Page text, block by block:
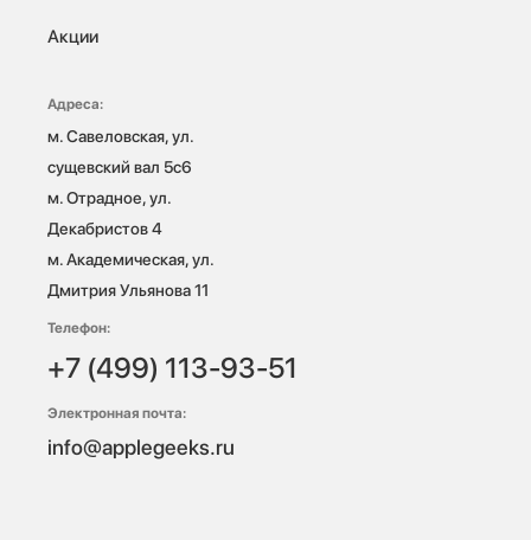
Акции
Адреса:
м. Савеловская, ул.
сущевский вал 5с6
м. Отрадное, ул.
Декабристов 4
м. Академическая, ул.
Дмитрия Ульянова 11
Телефон:
+7 (499) 113-93-51
Электронная почта:
info@applegeeks.ru